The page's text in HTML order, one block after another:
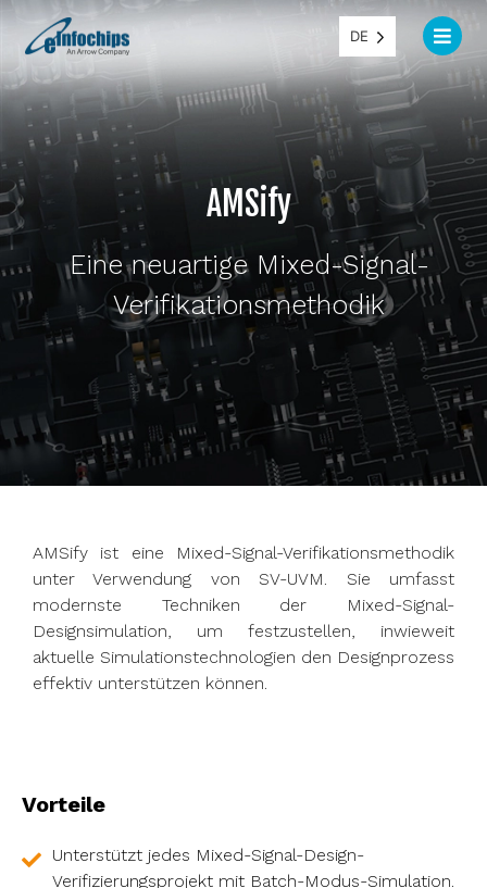
DE
AMSify
Eine neuartige Mixed-Signal-
Verifikationsmethodik
AMSify ist eine Mixed-Signal-Verifikationsmethodik
unter Verwendung von SV-UVM. Sie umfasst
modernste Techniken der Mixed-Signal-
Designsimulation, um festzustellen, inwieweit
aktuelle Simulationstechnologien den Designprozess
effektiv unterstützen können.
Vorteile
Unterstützt jedes Mixed-Signal-Design-
Verifizierungsprojekt mit Batch-Modus-Simulation.